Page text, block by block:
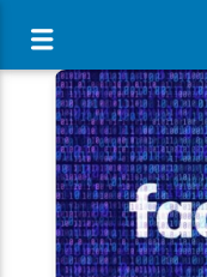
[There are no radio